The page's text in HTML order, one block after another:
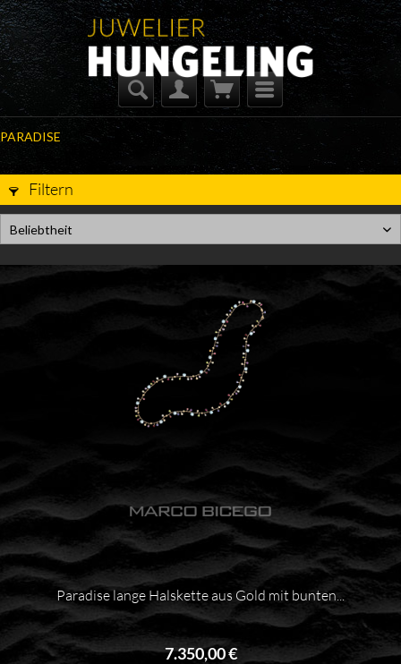
PARADISE
Filtern
Beliebtheit
Paradise lange Halskette aus Gold mit bunten...
7.350,00 €